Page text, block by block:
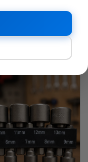
3689 грн. /шт